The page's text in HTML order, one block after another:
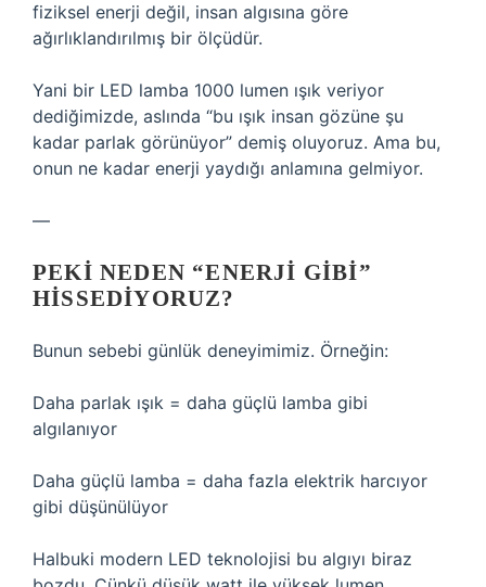
fiziksel enerji değil, insan algısına göre
ağırlıklandırılmış bir ölçüdür.
Yani bir LED lamba 1000 lumen ışık veriyor
dediğimizde, aslında “bu ışık insan gözüne şu
kadar parlak görünüyor” demiş oluyoruz. Ama bu,
onun ne kadar enerji yaydığı anlamına gelmiyor.
—
PEKI NEDEN “ENERJI GIBI”
HISSEDIYORUZ?
Bunun sebebi günlük deneyimimiz. Örneğin:
Daha parlak ışık = daha güçlü lamba gibi
algılanıyor
Daha güçlü lamba = daha fazla elektrik harcıyor
gibi düşünülüyor
Halbuki modern LED teknolojisi bu algıyı biraz